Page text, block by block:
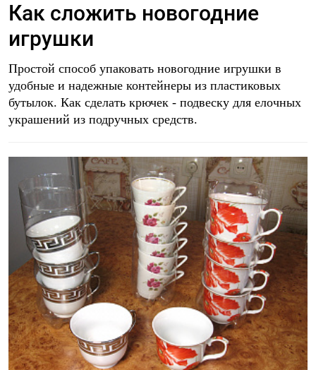
Как сложить новогодние
игрушки
Простой способ упаковать новогодние игрушки в
удобные и надежные контейнеры из пластиковых
бутылок. Как сделать крючек - подвеску для елочных
украшений из подручных средств.